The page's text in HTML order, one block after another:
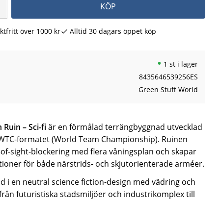
KÖP
över 1000 kr Alltid 30 dagars öppet köp
1 st i lager
8435646539256ES
Green Stuff World
– Sci-fi är en förmålad terrängbyggnad utvecklad
formatet (World Team Championship). Ruinen
sight-blockering med flera våningsplan och skapar
för både närstrids- och skjutorienterade arméer.
i en neutral science fiction-design med vädring och
futuristiska stadsmiljöer och industrikomplex till